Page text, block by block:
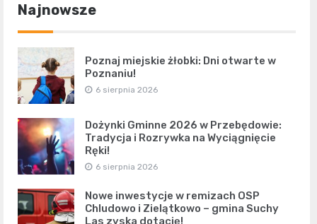
Najnowsze
Poznaj miejskie żłobki: Dni otwarte w
Poznaniu!
6 sierpnia 2026
Dożynki Gminne 2026 w Przebędowie:
Tradycja i Rozrywka na Wyciągnięcie
Ręki!
6 sierpnia 2026
Nowe inwestycje w remizach OSP
Chludowo i Zielątkowo – gmina Suchy
Las zyska dotację!